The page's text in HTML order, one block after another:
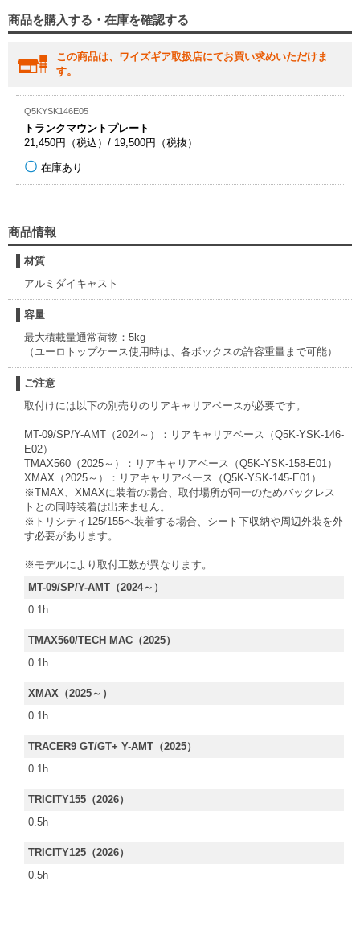
商品を購入する・在庫を確認する
この商品は、ワイズギア取扱店にてお買い求めいただけま
す。
Q5KYSK146E05
トランクマウントプレート
21,450円（税込）/ 19,500円（税抜）
在庫あり
商品情報
材質
アルミダイキャスト
容量
最大積載量通常荷物：5kg
（ユーロトップケース使用時は、各ボックスの許容重量まで可能）
ご注意
取付けには以下の別売りのリアキャリアベースが必要です。
MT-09/SP/Y-AMT（2024～）：リアキャリアベース（Q5K-YSK-146-
E02）
TMAX560（2025～）：リアキャリアベース（Q5K-YSK-158-E01）
XMAX（2025～）：リアキャリアベース（Q5K-YSK-145-E01）
※TMAX、XMAXに装着の場合、取付場所が同一のためバックレス
トとの同時装着は出来ません。
※トリシティ125/155へ装着する場合、シート下収納や周辺外装を外
す必要があります。
※モデルにより取付工数が異なります。
MT-09/SP/Y-AMT（2024～）
0.1h
TMAX560/TECH MAC（2025）
0.1h
XMAX（2025～）
0.1h
TRACER9 GT/GT+ Y-AMT（2025）
0.1h
TRICITY155（2026）
0.5h
TRICITY125（2026）
0.5h